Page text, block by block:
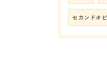
セカンドオ